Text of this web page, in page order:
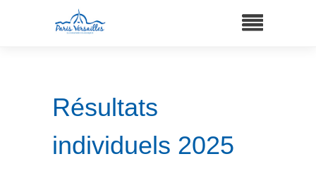
Résultats
individuels 2025